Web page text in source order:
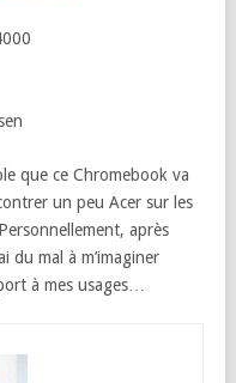
que ce Chromebook va
un peu Acer sur les
après
du mal à m’imaginer
à mes usages…